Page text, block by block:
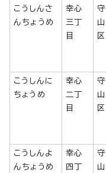
こうしんさ
んちょうめ
幸心
三丁
目
守
山
区
こうしんに
ちょうめ
幸心
二丁
目
守
山
区
こうしんよ
んちょうめ
幸心
四丁
守
山